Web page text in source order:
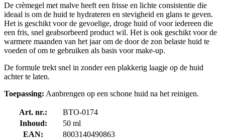
De crèmegel met malve heeft een frisse en lichte consistentie die
ideaal is om de huid te hydrateren en stevigheid en glans te geven.
Het is geschikt voor de gevoelige, droge huid of voor iedereen die
een fris, snel geabsorbeerd product wil. Het is ook geschikt voor de
warmere maanden van het jaar om de door de zon belaste huid te
voeden of om te gebruiken als basis voor make-up.
De formule trekt snel in zonder een plakkerig laagje op de huid
achter te laten.
Toepassing: Aanbrengen op een schone huid na het reinigen.
Art. nr.:
BTO-0174
Inhoud:
50 ml
EAN:
8003140490863